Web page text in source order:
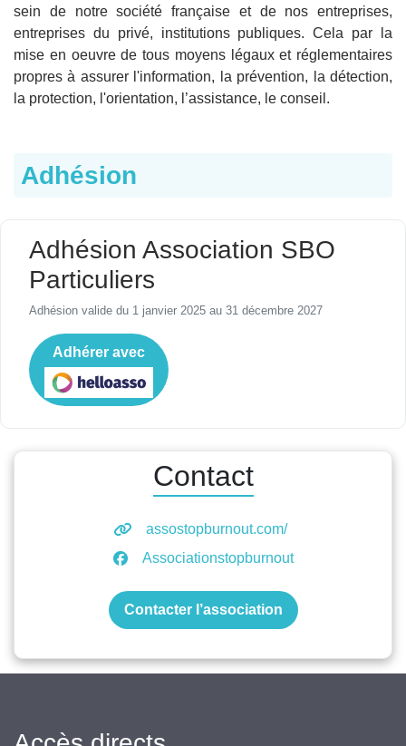
sein de notre société française et de nos entreprises,
entreprises du privé, institutions publiques. Cela par la
mise en oeuvre de tous moyens légaux et réglementaires
propres à assurer l'information, la prévention, la détection,
la protection, l'orientation, l’assistance, le conseil.
Adhésion
Adhésion Association SBO
Particuliers
Adhésion valide du 1 janvier 2025 au 31 décembre 2027
Adhérer avec
Contact
assostopburnout.com/
Associationstopburnout
Contacter l’association